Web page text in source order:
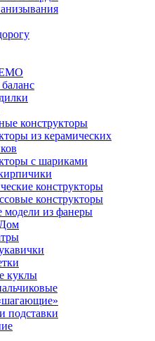
конструкторы
из керамических
с шариками
конструкторы
конструкторы
модели из фанеры
куклы